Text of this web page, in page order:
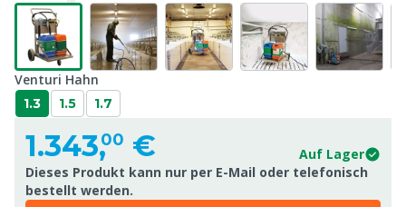
Venturi Hahn
1.3 1.5 1.7
1.343,00 €
Auf Lager
Dieses Produkt kann nur per E-Mail oder telefonisch
bestellt werden.